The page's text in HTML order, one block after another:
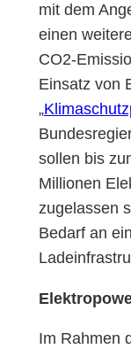
mit dem
einen
CO2-
Einsatz von
„
sollen bis
Millionen
zugelassen
Bedarf an
Im Rahmen